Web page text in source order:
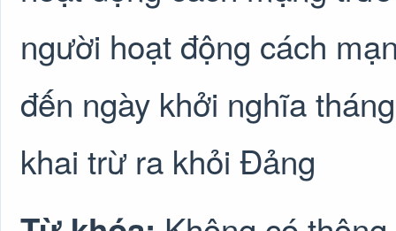
người hoạt động cách
đến ngày khởi nghĩa
khai trừ ra khỏi Đảng